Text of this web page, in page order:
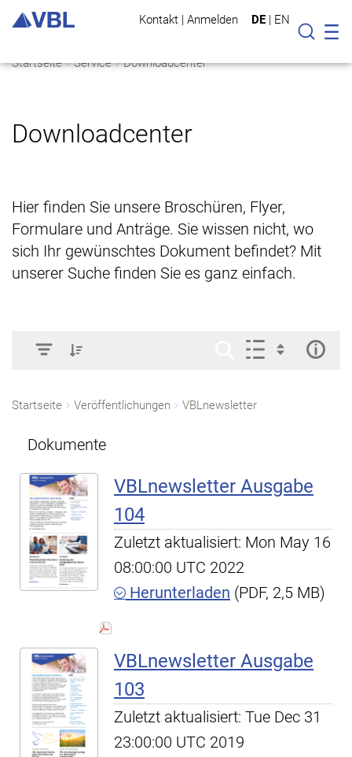
Kontakt | Anmelden DE | EN
Suche
Startseite Service Downloadcenter
Downloadcenter
Hier finden Sie unsere Broschüren, Flyer,
Formulare und Anträge. Sie wissen nicht, wo
sich Ihr gewünschtes Dokument befindet? Mit
unserer Suche finden Sie es ganz einfach.
Startseite Veröffentlichungen VBLnewsletter
Dokumente
VBLnewsletter Ausgabe
104
Zuletzt aktualisiert: Mon May 16
08:00:00 UTC 2022
Herunterladen (PDF, 2,5 MB)
VBLnewsletter Ausgabe
103
Zuletzt aktualisiert: Tue Dec 31
23:00:00 UTC 2019